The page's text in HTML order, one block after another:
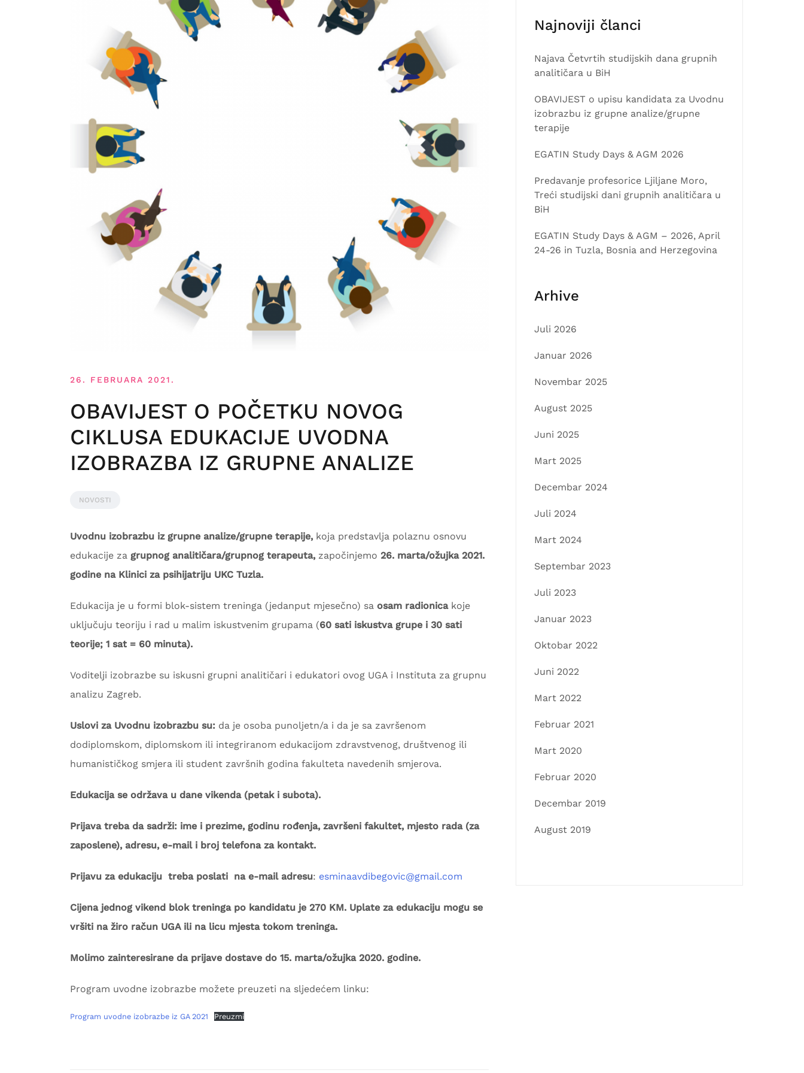
26. FEBRUARA 2021.
OBAVIJEST O POČETKU NOVOG
CIKLUSA EDUKACIJE UVODNA
IZOBRAZBA IZ GRUPNE ANALIZE
NOVOSTI
Uvodnu izobrazbu iz grupne analize/grupne terapije, koja predstavlja polaznu osnovu
edukacije za grupnog analitičara/grupnog terapeuta, započinjemo 26. marta/ožujka 2021.
godine na Klinici za psihijatriju UKC Tuzla.
Edukacija je u formi blok-sistem treninga (jedanput mjesečno) sa osam radionica koje
uključuju teoriju i rad u malim iskustvenim grupama (60 sati iskustva grupe i 30 sati
teorije; 1 sat = 60 minuta).
Voditelji izobrazbe su iskusni grupni analitičari i edukatori ovog UGA i Instituta za grupnu
analizu Zagreb.
Uslovi za Uvodnu izobrazbu su: da je osoba punoljetn/a i da je sa završenom
dodiplomskom, diplomskom ili integriranom edukacijom zdravstvenog, društvenog ili
humanističkog smjera ili student završnih godina fakulteta navedenih smjerova.
Edukacija se održava u dane vikenda (petak i subota).
Prijava treba da sadrži: ime i prezime, godinu rođenja, završeni fakultet, mjesto rada (za
zaposlene), adresu, e-mail i broj telefona za kontakt.
Prijavu za edukaciju treba poslati na e-mail adresu: esminaavdibegovic@gmail.com
Cijena jednog vikend blok treninga po kandidatu je 270 KM. Uplate za edukaciju mogu se
vršiti na žiro račun UGA ili na licu mjesta tokom treninga.
Molimo zainteresirane da prijave dostave do 15. marta/ožujka 2020. godine.
Program uvodne izobrazbe možete preuzeti na sljedećem linku:
Program uvodne izobrazbe iz GA 2021 Preuzmi
Najnoviji članci
Najava Četvrtih studijskih dana grupnih
analitičara u BiH
OBAVIJEST o upisu kandidata za Uvodnu
izobrazbu iz grupne analize/grupne
terapije
EGATIN Study Days & AGM 2026
Predavanje profesorice Ljiljane Moro,
Treći studijski dani grupnih analitičara u
BiH
EGATIN Study Days & AGM – 2026, April
24-26 in Tuzla, Bosnia and Herzegovina
Arhive
Juli 2026
Januar 2026
Novembar 2025
August 2025
Juni 2025
Mart 2025
Decembar 2024
Juli 2024
Mart 2024
Septembar 2023
Juli 2023
Januar 2023
Oktobar 2022
Juni 2022
Mart 2022
Februar 2021
Mart 2020
Februar 2020
Decembar 2019
August 2019